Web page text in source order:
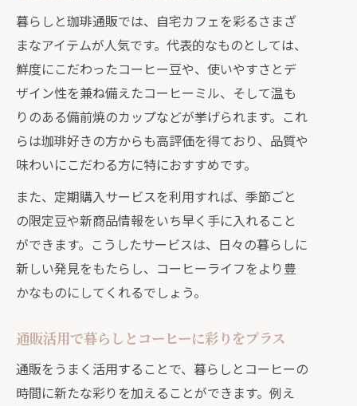
暮らしと珈琲通販では、自宅カフェを彩るさまざ
まなアイテムが人気です。代表的なものとしては、
鮮度にこだわったコーヒー豆や、使いやすさとデ
ザイン性を兼ね備えたコーヒーミル、そして温も
りのある備前焼のカップなどが挙げられます。これ
らは珈琲好きの方からも高評価を得ており、品質や
味わいにこだわる方に特におすすめです。
また、定期購入サービスを利用すれば、季節ごと
の限定豆や新商品情報をいち早く手に入れること
ができます。こうしたサービスは、日々の暮らしに
新しい発見をもたらし、コーヒーライフをより豊
かなものにしてくれるでしょう。
通販活用で暮らしとコーヒーに彩りをプラス
通販をうまく活用することで、暮らしとコーヒーの
時間に新たな彩りを加えることができます。例え